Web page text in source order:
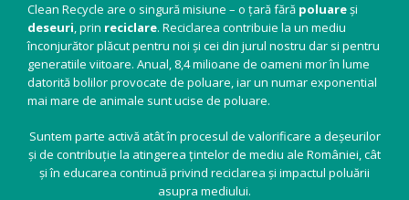
Clean Recycle are o singură misiune – o țară fără poluareși
deseuri, prin reciclare. Reciclarea contribuie la un mediu
înconjurător plăcut pentru noi și cei din jurul nostru dar si pentru
generatiile viitoare. Anual, 8,4 milioane de oameni mor în lume
datorită bolilor provocate de poluare, iar un numar exponential
mai mare de animale sunt ucise de poluare.
Suntem parte activă atât în procesul de valorificare a deșeurilor
și de contribuție la atingerea țintelor de mediu ale României, cât
și în educarea continuă privind reciclarea și impactul poluării
asupra mediului.